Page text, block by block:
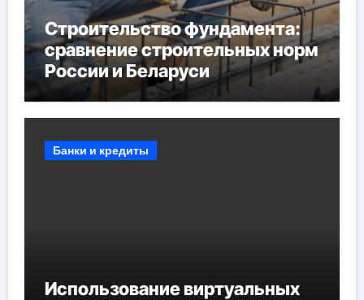
Строительство фундамента:
сравнение строительных норм
России и Беларуси
Банки и кредиты
Использование виртуальных